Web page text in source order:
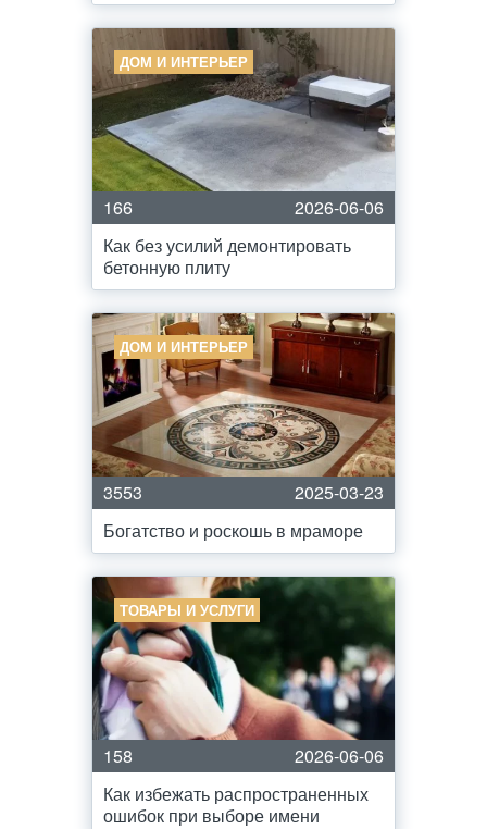
ДОМ И ИНТЕРЬЕР
166
2026-06-06
Как без усилий демонтировать
бетонную плиту
ДОМ И ИНТЕРЬЕР
3553
2025-03-23
Богатство и роскошь в мраморе
ТОВАРЫ И УСЛУГИ
158
2026-06-06
Как избежать распространенных
ошибок при выборе имени